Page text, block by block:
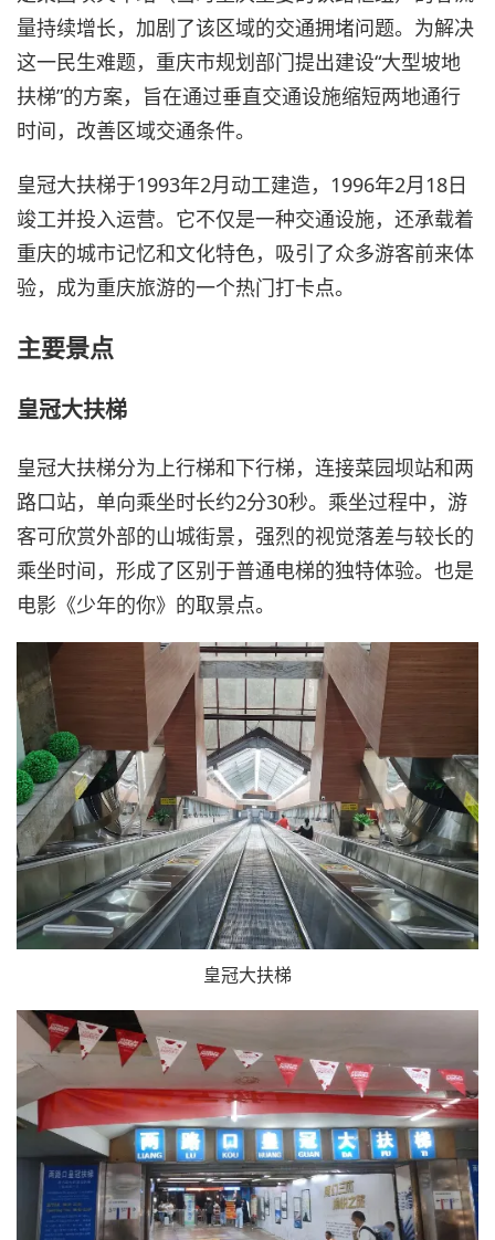
量持续增长，加剧了该区域的交通拥堵问题。为解决
这一民生难题，重庆市规划部门提出建设“大型坡地
扶梯”的方案，旨在通过垂直交通设施缩短两地通行
时间，改善区域交通条件。
皇冠大扶梯于1993年2月动工建造，1996年2月18日
竣工并投入运营。它不仅是一种交通设施，还承载着
重庆的城市记忆和文化特色，吸引了众多游客前来体
验，成为重庆旅游的一个热门打卡点。
主要景点
皇冠大扶梯
皇冠大扶梯分为上行梯和下行梯，连接菜园坝站和两
路口站，单向乘坐时长约2分30秒。乘坐过程中，游
客可欣赏外部的山城街景，强烈的视觉落差与较长的
乘坐时间，形成了区别于普通电梯的独特体验。也是
电影《少年的你》的取景点。
皇冠大扶梯